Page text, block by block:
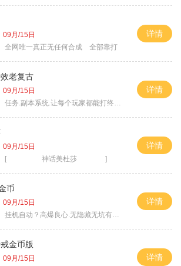
09月/15日
全网唯一真正无任何合成 全部靠打
详情
老复古
09月/15日
任务.副本系统.让每个玩家都能打终极BOSS
详情
09月/15日
[ 神话美杜莎 ]
详情
币
09月/15日
挂机自动？高爆良心.无隐藏无坑有时间就是
详情
金币版
09月/15日
详情